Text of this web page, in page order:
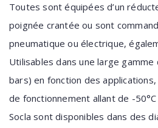
Toutes sont équipées d’un
poignée crantée ou sont
pneumatique ou électrique,
Utilisables dans une large
bars) en fonction des
de fonctionnement allant de -
Socla sont disponibles dans des